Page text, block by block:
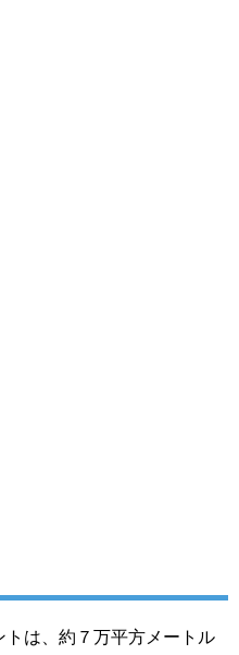
は、約７万平方メートル